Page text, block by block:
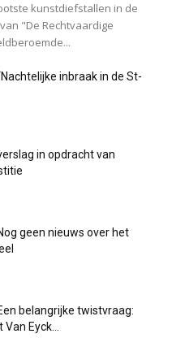
kunstdiefstallen in de
"De Rechtvaardige
inbraak in de St-
in opdracht van
geen nieuws over het
belangrijke twistvraag:
Eyck...